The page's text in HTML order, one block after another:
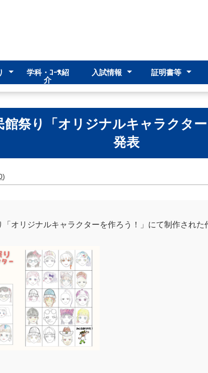
部
部
学科・ｺｰｽ紹
介
入試情報
高校入試
後期再入学･編入学
前期再入学･編入学
入試（ゆい）
証明書等
証明書申請
感染症申請その他
アクセ
PTA
創立60
館祭り「オリジナルキャラクタ
発表
)
オリジナルキャラクターを作ろう！」にて制作された